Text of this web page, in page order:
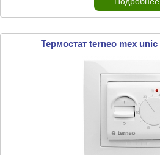
Термостат terneo mex unic